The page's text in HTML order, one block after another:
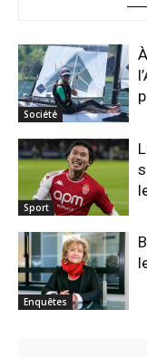
Société
Sport
Enquêtes